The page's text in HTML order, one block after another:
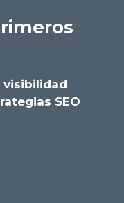
visibilidad
SEO